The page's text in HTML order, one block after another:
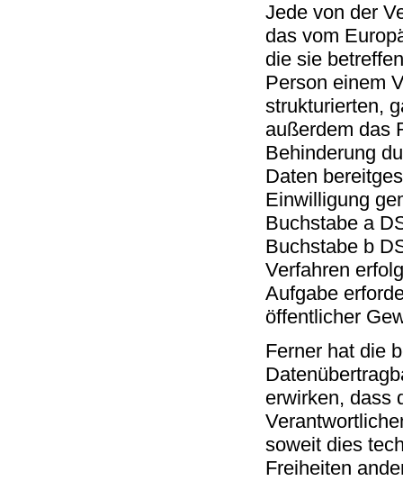
Jede von der
das vom
die sie
Person einem
strukturierten,
außerdem das
Behinderung
Daten
Einwilligung
Buchstabe a
Buchstabe b
Verfahren
Aufgabe
öffentlicher
Ferner hat die
erwirken, dass
soweit dies
Freiheiten